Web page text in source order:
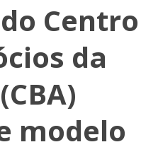
Centro
da
modelo